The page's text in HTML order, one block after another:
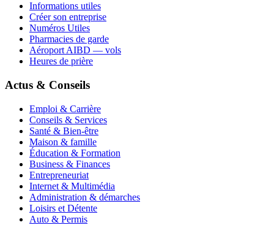
Informations utiles
Créer son entreprise
Numéros Utiles
Pharmacies de garde
Aéroport AIBD — vols
Heures de prière
Actus & Conseils
Emploi & Carrière
Conseils & Services
Santé & Bien-être
Maison & famille
Éducation & Formation
Business & Finances
Entrepreneuriat
Internet & Multimédia
Administration & démarches
Loisirs et Détente
Auto & Permis